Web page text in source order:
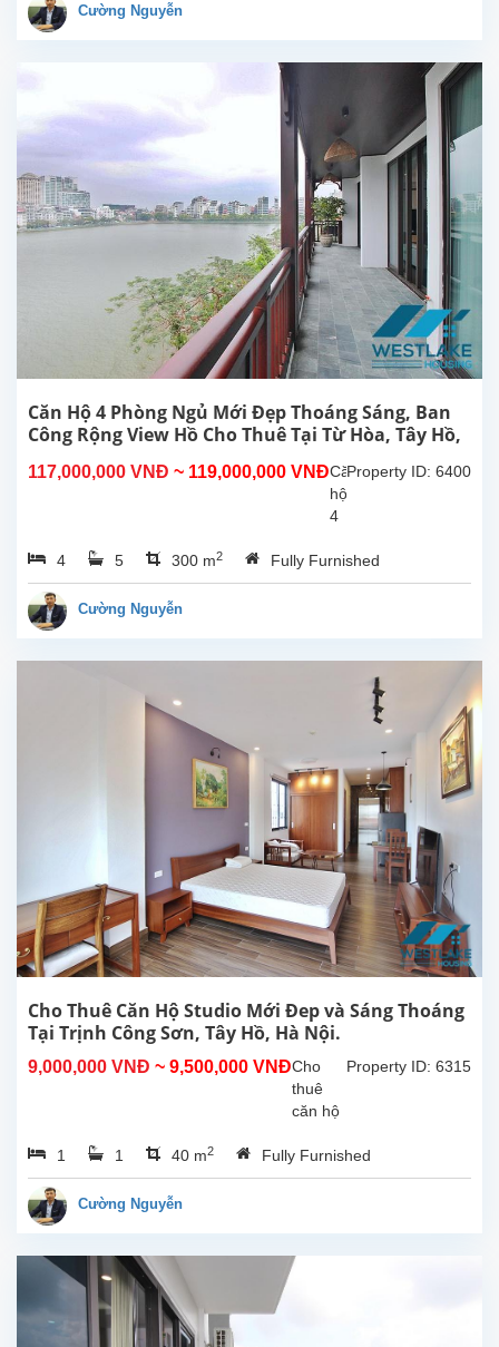
đại,
ban
công
view
Hồ
cho
thuê
phố
Từ
Hoa,
Tây
Hà
Nội.
hộ
này
ở
Cường Nguyễn
Căn Hộ 4 Phòng Ngủ Mới Đẹp Thoáng Sáng, Ban
Công Rộng View Hồ Cho Thuê Tại Từ Hòa, Tây Hồ,
117,000,000 VNĐ ~ 119,000,000 VNĐ Property ID: 6400
Căn
hộ
4
ngủ
đẹp,
Từ
Hòa,
Tây
Hồ.
Tổng
diện
tích
sử
dụng
300m2,
phòng
lớn
khu...
4 5 300 m2 Fully Furnished
Cường Nguyễn
Cho Thuê Căn Hộ Studio Mới Đep và Sáng Thoáng
Tại Trịnh Công Sơn, Tây Hồ, Hà Nội.
9,000,000 VNĐ ~ 9,500,000 VNĐ Property ID: 6315
Cho
thuê
căn hộ
mới và
sáng
Công
1 1 40 m2 Fully Furnished
Cường Nguyễn